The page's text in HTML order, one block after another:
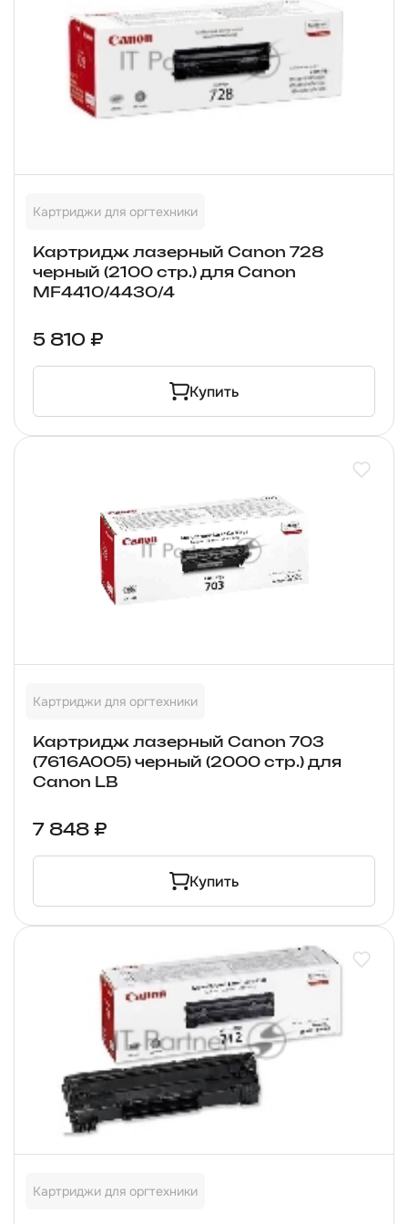
Картриджи для оргтехники
Картридж лазерный Canon 728
черный (2100 стр.) для Canon
MF4410/4430/4
5 810 ₽
Купить
Картриджи для оргтехники
Картридж лазерный Canon 703
(7616A005) черный (2000 стр.) для
Canon LB
7 848 ₽
Купить
Картриджи для оргтехники